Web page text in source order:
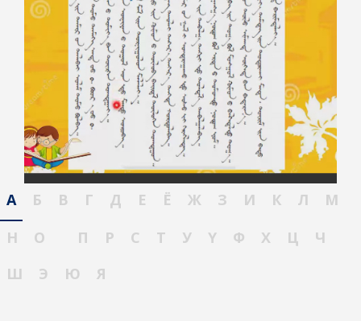
А Б В Г Д Е Ё Ж З И К Л
М
Н
О П Р С Т У Ү Ф Х Ц
Ч
Ш
Э Ю Я